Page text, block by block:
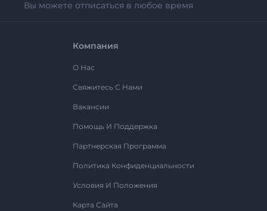
Вы можете отписаться в любое время
Компания
О Нас
Свяжитесь С Нами
Вакансии
Помощь И Поддержка
Партнерская Программа
Политика Конфиденциальности
Условия И Положения
Карта Сайта